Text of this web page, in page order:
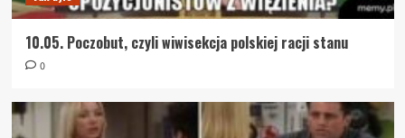
10.05. Poczobut, czyli wiwisekcja polskiej racji stanu
0